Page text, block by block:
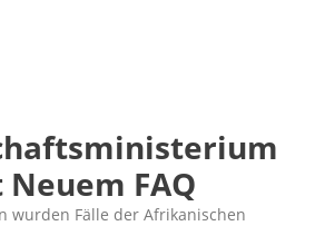
FAQ
wurden Fälle der Afrikanischen